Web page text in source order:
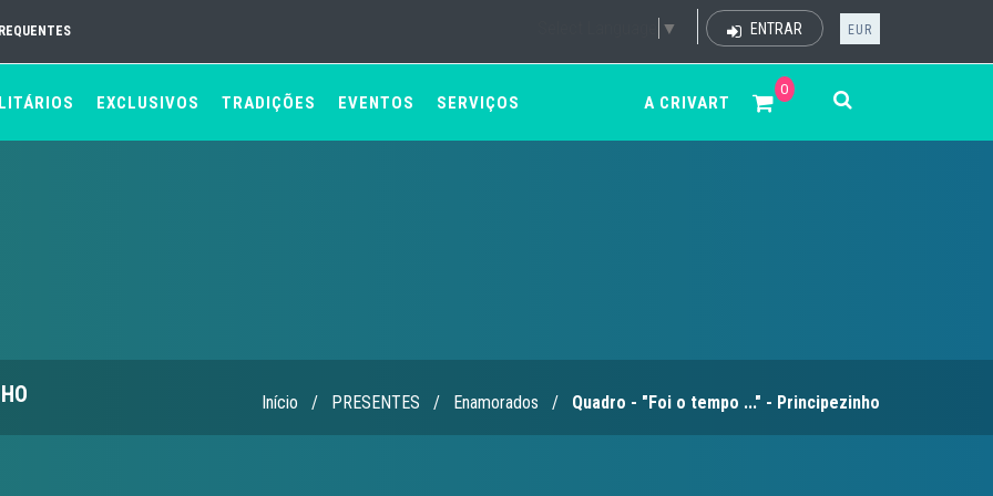
▼ ENTRAR EUR
EXCLUSIVOS TRADIÇÕES EVENTOS SERVIÇOS
0
A CRIVART
Início / PRESENTES / Enamorados / Quadro - "Foi o tempo ..." - Principezinho